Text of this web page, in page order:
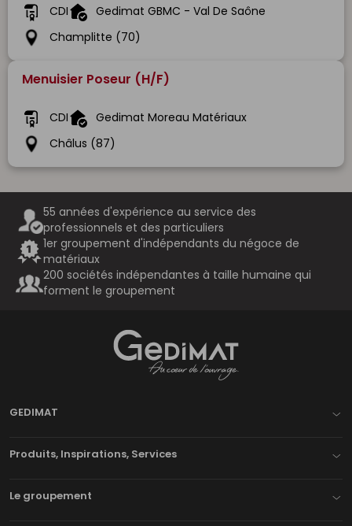
CDI
Gedimat GBMC - Val De Saône
Champlitte (70)
Menuisier Poseur (H/F)
CDI
Gedimat Moreau Matériaux
Châlus (87)
55 années d'expérience au service des
professionnels et des particuliers
1er groupement d'indépendants du négoce de
matériaux
200 sociétés indépendantes à taille humaine qui
forment le groupement
GEDIMAT
Produits, Inspirations, Services
Le groupement